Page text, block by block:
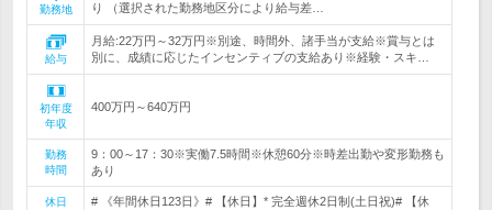
勤務地
り （選択された勤務地区分により給与差…
給与
月給:22万円～32万円※別途、時間外、諸手当が支給※賞与とは
別に、成績に応じたインセンティブの支給あり※経験・スキ…
初年度
年収
400万円～640万円
勤務
時間
9：00～17：30※実働7.5時間※休憩60分※時差出勤や変形勤務も
あり
休日
# 《年間休日123日》# 【休日】* 完全週休2日制(土日祝)# 【休